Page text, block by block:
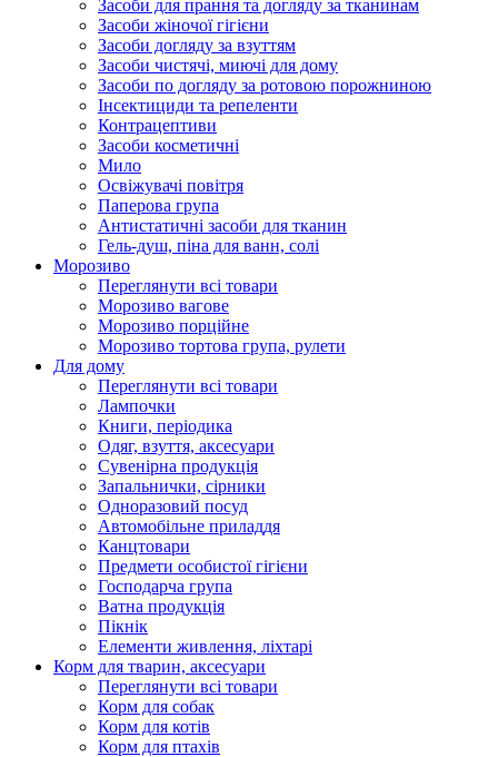
Засоби для прання та догляду за тканинам
Засоби жіночої гігієни
Засоби догляду за взуттям
Засоби чистячі, миючі для дому
Засоби по догляду за ротовою порожниною
Інсектициди та репеленти
Контрацептиви
Засоби косметичні
Мило
Освіжувачі повітря
Паперова група
Антистатичні засоби для тканин
Гель-душ, піна для ванн, солі
Морозиво
Переглянути всі товари
Морозиво вагове
Морозиво порційне
Морозиво тортова група, рулети
Для дому
Переглянути всі товари
Лампочки
Книги, періодика
Одяг, взуття, аксесуари
Сувенірна продукція
Запальнички, сірники
Одноразовий посуд
Автомобільне приладдя
Канцтовари
Предмети особистої гігієни
Господарча група
Ватна продукція
Пікнік
Елементи живлення, ліхтарі
Корм для тварин, аксесуари
Переглянути всі товари
Корм для собак
Корм для котів
Корм для птахів